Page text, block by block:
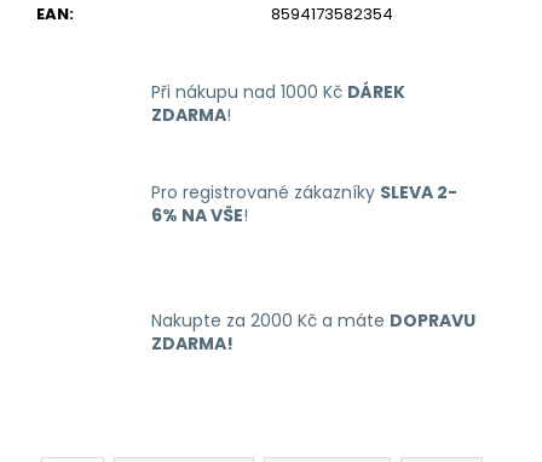
EAN: 8594173582354
Při nákupu nad 1000 Kč DÁREK
ZDARMA!
Pro registrované zákazníky SLEVA 2-
6% NA VŠE!
Nakupte za 2000 Kč a máte DOPRAVU
ZDARMA!
TOBACCO
4X10ML-